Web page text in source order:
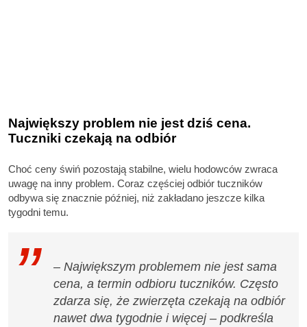
Największy problem nie jest dziś cena.
Tuczniki czekają na odbiór
Choć ceny świń pozostają stabilne, wielu hodowców zwraca
uwagę na inny problem. Coraz częściej odbiór tuczników
odbywa się znacznie później, niż zakładano jeszcze kilka
tygodni temu.
– Największym problemem nie jest sama
cena, a termin odbioru tuczników. Często
zdarza się, że zwierzęta czekają na odbiór
nawet dwa tygodnie i więcej – podkreśla